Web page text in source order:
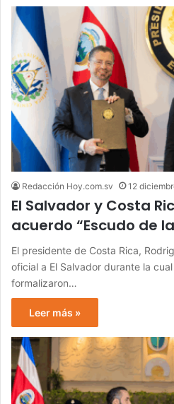
Redacción Hoy.com.sv 12
El Salvador y Costa
acuerdo “Escudo de
El presidente de Costa Rica,
oficial a El Salvador durante la
formalizaron…
Leer más »